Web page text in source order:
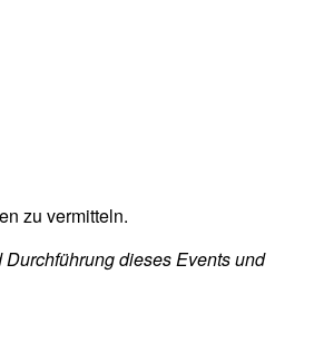
zu vermitteln.
dieses Events und